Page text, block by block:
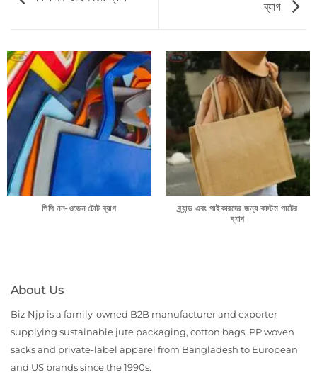
ব্যাগ
পিপি নন-ওভেন টোট ব্যাগ
ব্র্যান্ড এবং পাইকারদের জন্য কাস্টম পাটের
ব্যাগ
About Us
Biz Njp is a family-owned B2B manufacturer and exporter
supplying sustainable jute packaging, cotton bags, PP woven
sacks and private-label apparel from Bangladesh to European
and US brands since the 1990s.